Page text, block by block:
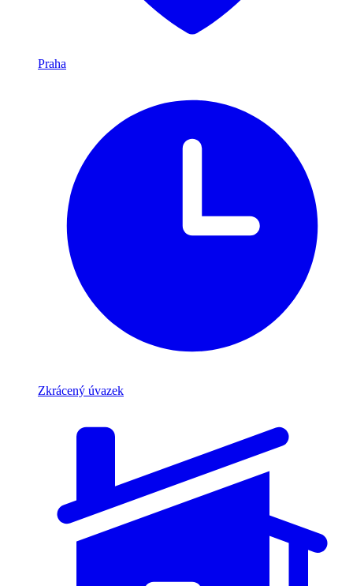
Praha
Zkrácený úvazek